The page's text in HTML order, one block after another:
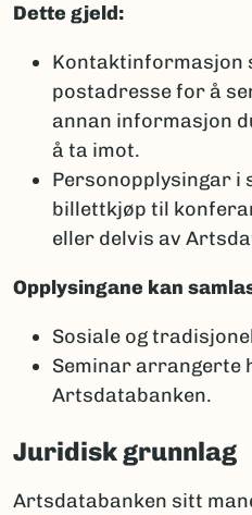
Dette gjeld:
Kontaktinformasjon
postadresse for å
annan informasjon
å ta imot.
Personopplysingar i
billettkjøp til
eller delvis av
Opplysingane kan
Sosiale og
Seminar arrangerte
Artsdatabanken.
Juridisk grunnlag
Artsdatabanken sitt